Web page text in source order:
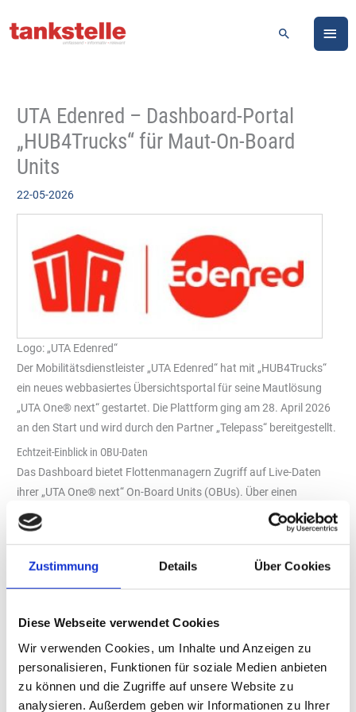
Zustimmung Details Über Cookies
Diese Webseite verwendet Cookies
Wir verwenden Cookies, um Inhalte und Anzeigen zu
personalisieren, Funktionen für soziale Medien anbieten
zu können und die Zugriffe auf unsere Website zu
analysieren. Außerdem geben wir Informationen zu Ihrer
Inhalt
Suchen
UTA Edenred – Dashboard-Portal
„HUB4Trucks“ für Maut-On-Board
Units
22-05-2026
Logo: „UTA Edenred“
Der Mobilitätsdienstleister „UTA Edenred“ hat mit „HUB4Trucks“
ein neues webbasiertes Übersichtsportal für seine Mautlösung
„UTA One® next“ gestartet. Die Plattform ging am 28. April 2026
an den Start und wird durch den Partner „Telepass“ bereitgestellt.
Echtzeit-Einblick in OBU-Daten
Das Dashboard bietet Flottenmanagern Zugriff auf Live-Daten
ihrer „UTA One® next“ On-Board Units (OBUs). Über einen
browserbasierten Portal-Zugang lassen sich Mautstatus, aktuelle
Achs- und Gewichtskonfigurationen sowie Anomalien und weitere
integrierter „Notification HUB“ die Nutzenden per E-Mail über
relevante Vorgänge – etwa Achs- und Gewichtsveränderungen,
Batteriestand der OBU.
Remote-Konfiguration als Branchenneuheit
Eine besondere Funktion des Portals ist die Möglichkeit, die Achs-
und Gewichtsangaben aus der Ferne anzupassen. Laut „UTA